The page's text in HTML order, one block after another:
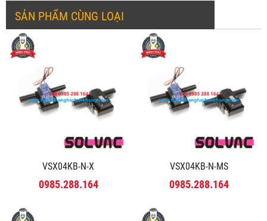
SẢN PHẨM CÙNG LOẠI
VSX04KB-N-X
0985.288.164
VSX04KB-N-MS
0985.288.164